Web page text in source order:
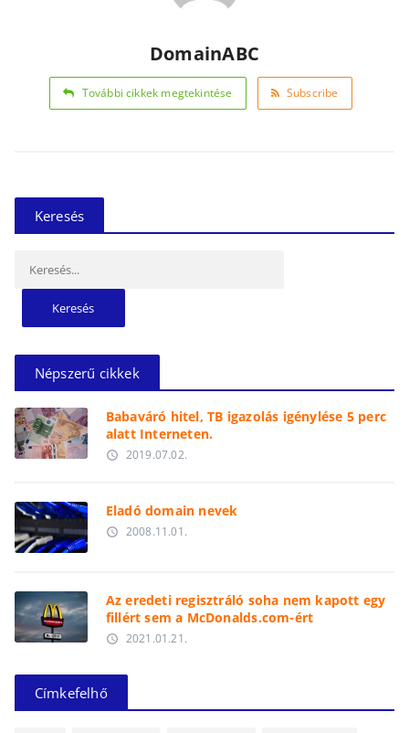
DomainABC
További cikkek megtekintése Subscribe
Keresés
Népszerű cikkek
Babaváró hitel, TB igazolás igénylése 5 perc
alatt Interneten.
access_time 2019.07.02.
Eladó domain nevek
access_time 2008.11.01.
Az eredeti regisztráló soha nem kapott egy
fillért sem a McDonalds.com-ért
access_time 2021.01.21.
Címkefelhő